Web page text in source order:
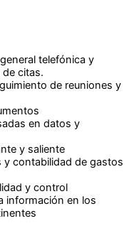
telefónica y
citas.
de reuniones y
en datos y
y saliente
y contabilidad de gastos
y control
información en los